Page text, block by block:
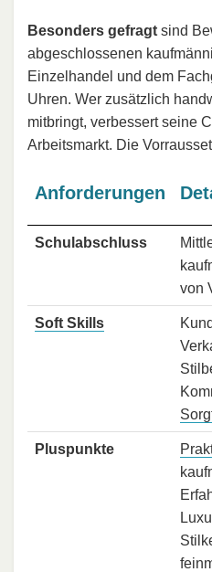
Besonders gefragt sind
abgeschlossenen
Einzelhandel und dem
Uhren. Wer zusätzlich
mitbringt, verbessert seine
Arbeitsmarkt. Die
Anforderungen
Schulabschluss
von
Soft Skills
Pluspunkte